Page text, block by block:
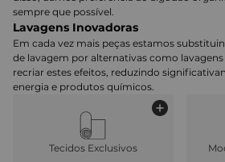
sempre que possível.
Lavagens Inovadoras
Em cada vez mais peças estamos
de lavagem por alternativas como lavagens
recriar estes efeitos, reduzindo
energia e produtos químicos.
Tecidos Exclusivos